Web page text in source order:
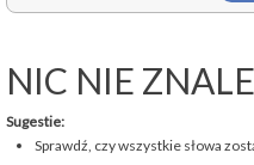
NIC NIE
Sugestie:
Sprawdź, czy wszystkie słowa